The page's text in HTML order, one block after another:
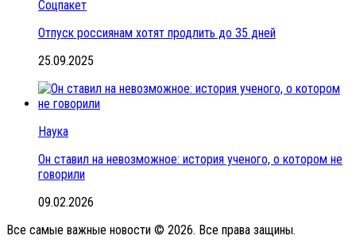
Соцпакет
Отпуск россиянам хотят продлить до 35 дней
25.09.2025
Наука
Он ставил на невозможное: история ученого, о котором не
говорили
09.02.2026
Все самые важные новости © 2026. Все права защины.